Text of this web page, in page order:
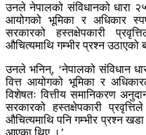
उनले नेपालको संविधानको धारा
आयोगको भूमिका र अधिकार
सरकारको हस्तक्षेपकारी
औचित्यमाथि गम्भीर प्रश्न उठाएको
उनले भनिन्, ‘नेपालको संविधान
वित्त आयोगको भूमिका र
विशेषतः वित्तीय समानिकरण
सरकारको हस्तक्षेपकारी
औचित्यमाथि पनि गम्भीर प्रश्न
आएका थिए ।’